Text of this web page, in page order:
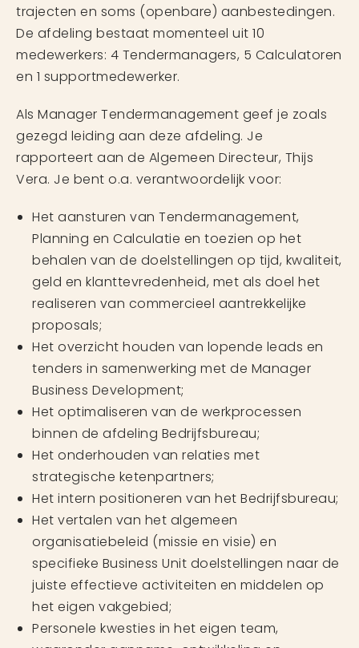
trajecten en soms (openbare) aanbestedingen.
De afdeling bestaat momenteel uit 10
medewerkers: 4 Tendermanagers, 5 Calculatoren
en 1 supportmedewerker.
Als Manager Tendermanagement geef je zoals
gezegd leiding aan deze afdeling. Je
rapporteert aan de Algemeen Directeur, Thijs
Vera. Je bent o.a. verantwoordelijk voor:
Het aansturen van Tendermanagement,
Planning en Calculatie en toezien op het
behalen van de doelstellingen op tijd, kwaliteit,
geld en klanttevredenheid, met als doel het
realiseren van commercieel aantrekkelijke
proposals;
Het overzicht houden van lopende leads en
tenders in samenwerking met de Manager
Business Development;
Het optimaliseren van de werkprocessen
binnen de afdeling Bedrijfsbureau;
Het onderhouden van relaties met
strategische ketenpartners;
Het intern positioneren van het Bedrijfsbureau;
Het vertalen van het algemeen
organisatiebeleid (missie en visie) en
specifieke Business Unit doelstellingen naar de
juiste effectieve activiteiten en middelen op
het eigen vakgebied;
Personele kwesties in het eigen team,